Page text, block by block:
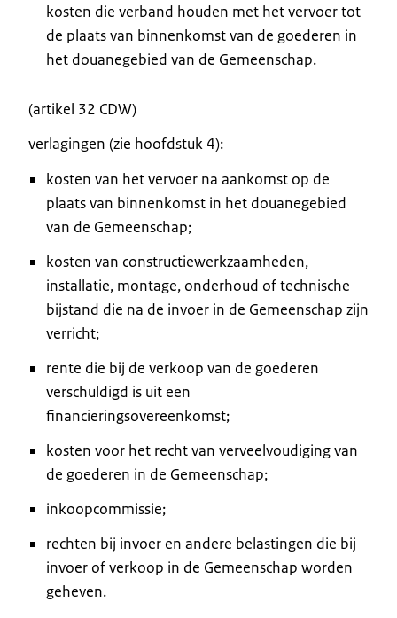
kosten die verband houden met het vervoer tot
de plaats van binnenkomst van de goederen in
het douanegebied van de Gemeenschap.
(artikel 32 CDW)
verlagingen (zie hoofdstuk 4):
kosten van het vervoer na aankomst op de
plaats van binnenkomst in het douanegebied
van de Gemeenschap;
kosten van constructiewerkzaamheden,
installatie, montage, onderhoud of technische
bijstand die na de invoer in de Gemeenschap zijn
verricht;
rente die bij de verkoop van de goederen
verschuldigd is uit een
financieringsovereenkomst;
kosten voor het recht van verveelvoudiging van
de goederen in de Gemeenschap;
inkoopcommissie;
rechten bij invoer en andere belastingen die bij
invoer of verkoop in de Gemeenschap worden
geheven.